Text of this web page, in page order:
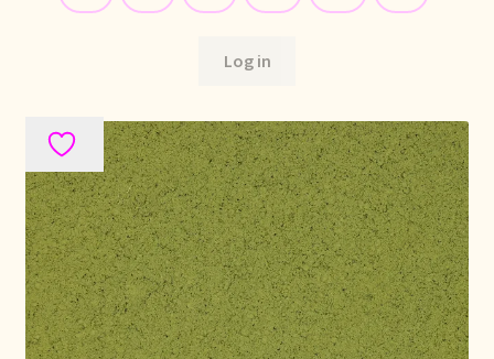
Product range
Questions relatives aux stocks
Retouren en garantie
Retours et garantie
Log in